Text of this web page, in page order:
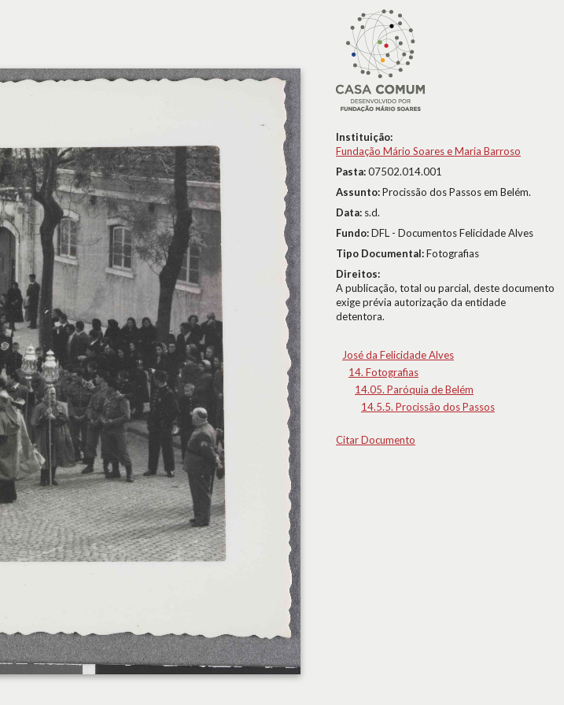
Instituição:
Fundação Mário Soares e Maria Barroso
Pasta:07502.014.001
Assunto:Procissão dos Passos em Belém.
Data: s.d.
Fundo:DFL - Documentos Felicidade Alves
Tipo Documental:Fotografias
Direitos:
A publicação, total ou parcial, deste documento
exige prévia autorização da entidade
detentora.
José da Felicidade Alves
14. Fotografias
14.05. Paróquia de Belém
14.5.5. Procissão dos Passos
Citar Documento